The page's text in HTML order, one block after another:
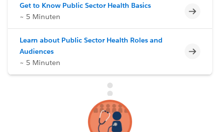
Get to Know Public Sector Health Basics
~ 5 Minuten
Learn about Public Sector Health Roles and
Audiences
~ 5 Minuten